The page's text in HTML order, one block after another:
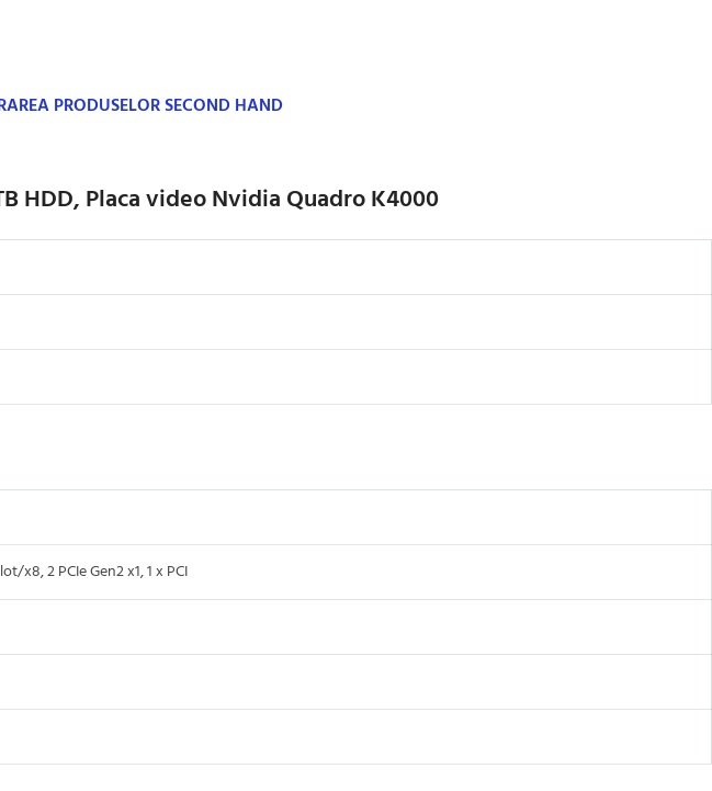
PRODUSELOR SECOND HAND
HDD, Placa video Nvidia Quadro K4000
x8, 2 PCIe Gen2 x1, 1 x PCI